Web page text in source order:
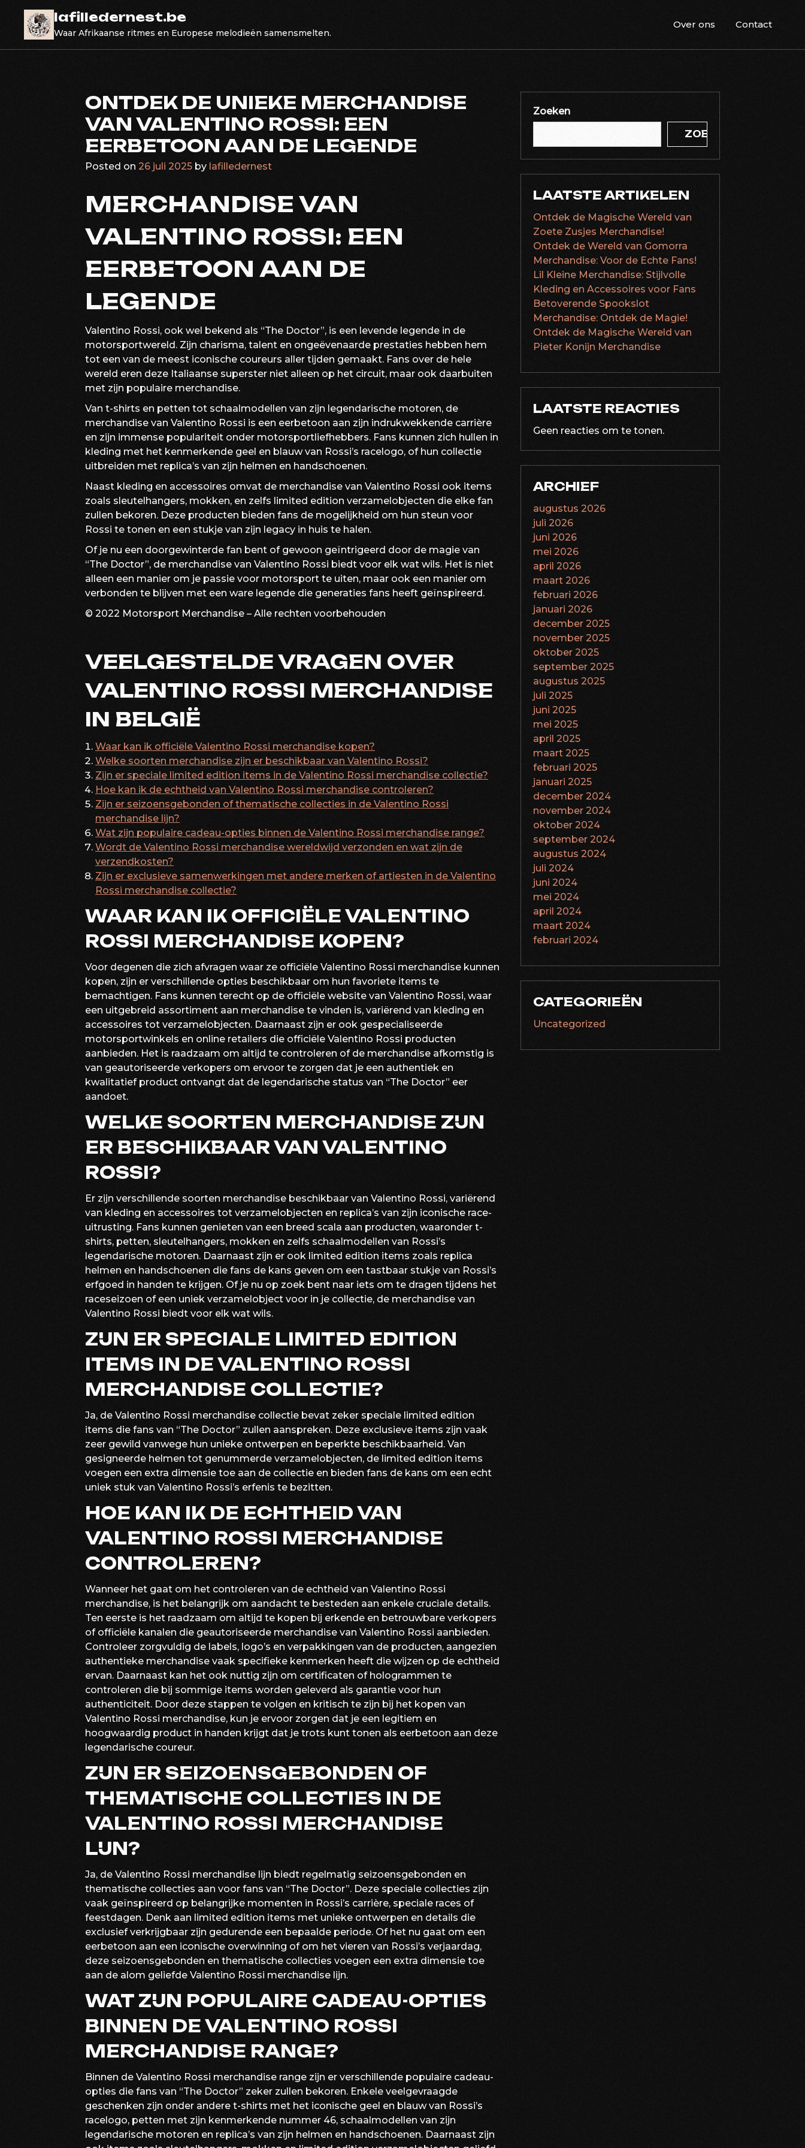
content
lafilledernest.be
Waar Afrikaanse ritmes en Europese melodieën samensmelten.
Over ons Contact
ONTDEK DE UNIEKE MERCHANDISE
VAN VALENTINO ROSSI: EEN
EERBETOON AAN DE LEGENDE
Posted on 26 juli 2025 by lafilledernest
MERCHANDISE VAN
VALENTINO ROSSI: EEN
EERBETOON AAN DE
LEGENDE
Valentino Rossi, ook wel bekend als “The Doctor”, is een levende legende in de
motorsportwereld. Zijn charisma, talent en ongeëvenaarde prestaties hebben hem
tot een van de meest iconische coureurs aller tijden gemaakt. Fans over de hele
wereld eren deze Italiaanse superster niet alleen op het circuit, maar ook daarbuiten
met zijn populaire merchandise.
Van t-shirts en petten tot schaalmodellen van zijn legendarische motoren, de
merchandise van Valentino Rossi is een eerbetoon aan zijn indrukwekkende carrière
en zijn immense populariteit onder motorsportliefhebbers. Fans kunnen zich hullen in
kleding met het kenmerkende geel en blauw van Rossi’s racelogo, of hun collectie
uitbreiden met replica’s van zijn helmen en handschoenen.
Naast kleding en accessoires omvat de merchandise van Valentino Rossi ook items
zoals sleutelhangers, mokken, en zelfs limited edition verzamelobjecten die elke fan
zullen bekoren. Deze producten bieden fans de mogelijkheid om hun steun voor
Rossi te tonen en een stukje van zijn legacy in huis te halen.
Of je nu een doorgewinterde fan bent of gewoon geïntrigeerd door de magie van
“The Doctor”, de merchandise van Valentino Rossi biedt voor elk wat wils. Het is niet
alleen een manier om je passie voor motorsport te uiten, maar ook een manier om
verbonden te blijven met een ware legende die generaties fans heeft geïnspireerd.
© 2022 Motorsport Merchandise – Alle rechten voorbehouden
VEELGESTELDE VRAGEN OVER
VALENTINO ROSSI MERCHANDISE
IN BELGIË
Waar kan ik officiële Valentino Rossi merchandise kopen?
Welke soorten merchandise zijn er beschikbaar van Valentino Rossi?
Zijn er speciale limited edition items in de Valentino Rossi merchandise collectie?
Hoe kan ik de echtheid van Valentino Rossi merchandise controleren?
Zijn er seizoensgebonden of thematische collecties in de Valentino Rossi
merchandise lijn?
Wat zijn populaire cadeau-opties binnen de Valentino Rossi merchandise range?
Wordt de Valentino Rossi merchandise wereldwijd verzonden en wat zijn de
verzendkosten?
Zijn er exclusieve samenwerkingen met andere merken of artiesten in de Valentino
Rossi merchandise collectie?
WAAR KAN IK OFFICIËLE VALENTINO
ROSSI MERCHANDISE KOPEN?
Voor degenen die zich afvragen waar ze officiële Valentino Rossi merchandise kunnen
kopen, zijn er verschillende opties beschikbaar om hun favoriete items te
bemachtigen. Fans kunnen terecht op de officiële website van Valentino Rossi, waar
een uitgebreid assortiment aan merchandise te vinden is, variërend van kleding en
accessoires tot verzamelobjecten. Daarnaast zijn er ook gespecialiseerde
motorsportwinkels en online retailers die officiële Valentino Rossi producten
aanbieden. Het is raadzaam om altijd te controleren of de merchandise afkomstig is
van geautoriseerde verkopers om ervoor te zorgen dat je een authentiek en
kwalitatief product ontvangt dat de legendarische status van “The Doctor” eer
aandoet.
WELKE SOORTEN MERCHANDISE ZIJN
ER BESCHIKBAAR VAN VALENTINO
ROSSI?
Er zijn verschillende soorten merchandise beschikbaar van Valentino Rossi, variërend
van kleding en accessoires tot verzamelobjecten en replica’s van zijn iconische race-
uitrusting. Fans kunnen genieten van een breed scala aan producten, waaronder t-
shirts, petten, sleutelhangers, mokken en zelfs schaalmodellen van Rossi’s
legendarische motoren. Daarnaast zijn er ook limited edition items zoals replica
helmen en handschoenen die fans de kans geven om een tastbaar stukje van Rossi’s
erfgoed in handen te krijgen. Of je nu op zoek bent naar iets om te dragen tijdens het
raceseizoen of een uniek verzamelobject voor in je collectie, de merchandise van
Valentino Rossi biedt voor elk wat wils.
ZIJN ER SPECIALE LIMITED EDITION
ITEMS IN DE VALENTINO ROSSI
MERCHANDISE COLLECTIE?
Ja, de Valentino Rossi merchandise collectie bevat zeker speciale limited edition
items die fans van “The Doctor” zullen aanspreken. Deze exclusieve items zijn vaak
zeer gewild vanwege hun unieke ontwerpen en beperkte beschikbaarheid. Van
gesigneerde helmen tot genummerde verzamelobjecten, de limited edition items
voegen een extra dimensie toe aan de collectie en bieden fans de kans om een echt
uniek stuk van Valentino Rossi’s erfenis te bezitten.
HOE KAN IK DE ECHTHEID VAN
VALENTINO ROSSI MERCHANDISE
CONTROLEREN?
Wanneer het gaat om het controleren van de echtheid van Valentino Rossi
merchandise, is het belangrijk om aandacht te besteden aan enkele cruciale details.
Ten eerste is het raadzaam om altijd te kopen bij erkende en betrouwbare verkopers
of officiële kanalen die geautoriseerde merchandise van Valentino Rossi aanbieden.
Controleer zorgvuldig de labels, logo’s en verpakkingen van de producten, aangezien
authentieke merchandise vaak specifieke kenmerken heeft die wijzen op de echtheid
ervan. Daarnaast kan het ook nuttig zijn om certificaten of hologrammen te
controleren die bij sommige items worden geleverd als garantie voor hun
authenticiteit. Door deze stappen te volgen en kritisch te zijn bij het kopen van
Valentino Rossi merchandise, kun je ervoor zorgen dat je een legitiem en
hoogwaardig product in handen krijgt dat je trots kunt tonen als eerbetoon aan deze
legendarische coureur.
ZIJN ER SEIZOENSGEBONDEN OF
THEMATISCHE COLLECTIES IN DE
VALENTINO ROSSI MERCHANDISE
LIJN?
Ja, de Valentino Rossi merchandise lijn biedt regelmatig seizoensgebonden en
thematische collecties aan voor fans van “The Doctor”. Deze speciale collecties zijn
vaak geïnspireerd op belangrijke momenten in Rossi’s carrière, speciale races of
feestdagen. Denk aan limited edition items met unieke ontwerpen en details die
exclusief verkrijgbaar zijn gedurende een bepaalde periode. Of het nu gaat om een
eerbetoon aan een iconische overwinning of om het vieren van Rossi’s verjaardag,
deze seizoensgebonden en thematische collecties voegen een extra dimensie toe
aan de alom geliefde Valentino Rossi merchandise lijn.
WAT ZIJN POPULAIRE CADEAU-OPTIES
BINNEN DE VALENTINO ROSSI
MERCHANDISE RANGE?
Binnen de Valentino Rossi merchandise range zijn er verschillende populaire cadeau-
opties die fans van “The Doctor” zeker zullen bekoren. Enkele veelgevraagde
geschenken zijn onder andere t-shirts met het iconische geel en blauw van Rossi’s
racelogo, petten met zijn kenmerkende nummer 46, schaalmodellen van zijn
legendarische motoren en replica’s van zijn helmen en handschoenen. Daarnaast zijn
Zoeken
ZOEKEN
LAATSTE ARTIKELEN
Ontdek de Magische Wereld van
Zoete Zusjes Merchandise!
Ontdek de Wereld van Gomorra
Merchandise: Voor de Echte Fans!
Lil Kleine Merchandise: Stijlvolle
Kleding en Accessoires voor Fans
Betoverende Spookslot
Merchandise: Ontdek de Magie!
Ontdek de Magische Wereld van
Pieter Konijn Merchandise
LAATSTE REACTIES
Geen reacties om te tonen.
ARCHIEF
augustus 2026
juli 2026
juni 2026
mei 2026
april 2026
maart 2026
februari 2026
januari 2026
december 2025
november 2025
oktober 2025
september 2025
augustus 2025
juli 2025
juni 2025
mei 2025
april 2025
maart 2025
februari 2025
januari 2025
december 2024
november 2024
oktober 2024
september 2024
augustus 2024
juli 2024
juni 2024
mei 2024
april 2024
maart 2024
februari 2024
CATEGORIEËN
Uncategorized